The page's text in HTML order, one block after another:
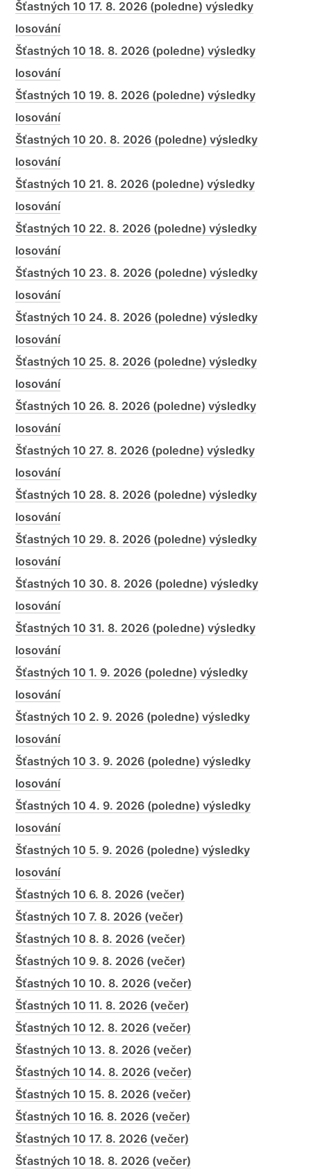
Šťastných 10 17. 8. 2026 (poledne) výsledky
losování
Šťastných 10 18. 8. 2026 (poledne) výsledky
losování
Šťastných 10 19. 8. 2026 (poledne) výsledky
losování
Šťastných 10 20. 8. 2026 (poledne) výsledky
losování
Šťastných 10 21. 8. 2026 (poledne) výsledky
losování
Šťastných 10 22. 8. 2026 (poledne) výsledky
losování
Šťastných 10 23. 8. 2026 (poledne) výsledky
losování
Šťastných 10 24. 8. 2026 (poledne) výsledky
losování
Šťastných 10 25. 8. 2026 (poledne) výsledky
losování
Šťastných 10 26. 8. 2026 (poledne) výsledky
losování
Šťastných 10 27. 8. 2026 (poledne) výsledky
losování
Šťastných 10 28. 8. 2026 (poledne) výsledky
losování
Šťastných 10 29. 8. 2026 (poledne) výsledky
losování
Šťastných 10 30. 8. 2026 (poledne) výsledky
losování
Šťastných 10 31. 8. 2026 (poledne) výsledky
losování
Šťastných 10 1. 9. 2026 (poledne) výsledky
losování
Šťastných 10 2. 9. 2026 (poledne) výsledky
losování
Šťastných 10 3. 9. 2026 (poledne) výsledky
losování
Šťastných 10 4. 9. 2026 (poledne) výsledky
losování
Šťastných 10 5. 9. 2026 (poledne) výsledky
losování
Šťastných 10 6. 8. 2026 (večer)
Šťastných 10 7. 8. 2026 (večer)
Šťastných 10 8. 8. 2026 (večer)
Šťastných 10 9. 8. 2026 (večer)
Šťastných 10 10. 8. 2026 (večer)
Šťastných 10 11. 8. 2026 (večer)
Šťastných 10 12. 8. 2026 (večer)
Šťastných 10 13. 8. 2026 (večer)
Šťastných 10 14. 8. 2026 (večer)
Šťastných 10 15. 8. 2026 (večer)
Šťastných 10 16. 8. 2026 (večer)
Šťastných 10 17. 8. 2026 (večer)
Šťastných 10 18. 8. 2026 (večer)